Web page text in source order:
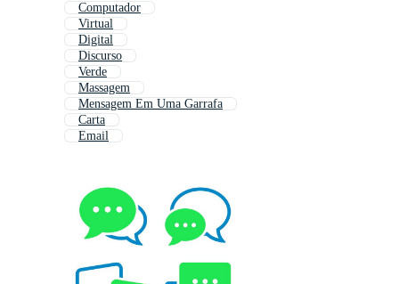
Computador
Virtual
Digital
Discurso
Verde
Massagem
Mensagem Em Uma Garrafa
Carta
Email